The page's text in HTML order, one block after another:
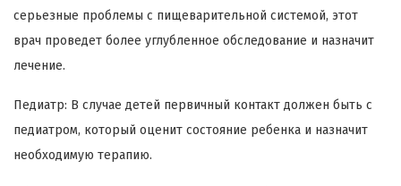
серьезные проблемы с пищеварительной системой, этот
врач проведет более углубленное обследование и назначит
лечение.
Педиатр: В случае детей первичный контакт должен быть с
педиатром, который оценит состояние ребенка и назначит
необходимую терапию.